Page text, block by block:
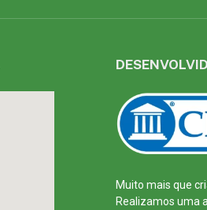
Muito mais que
Realizamos uma